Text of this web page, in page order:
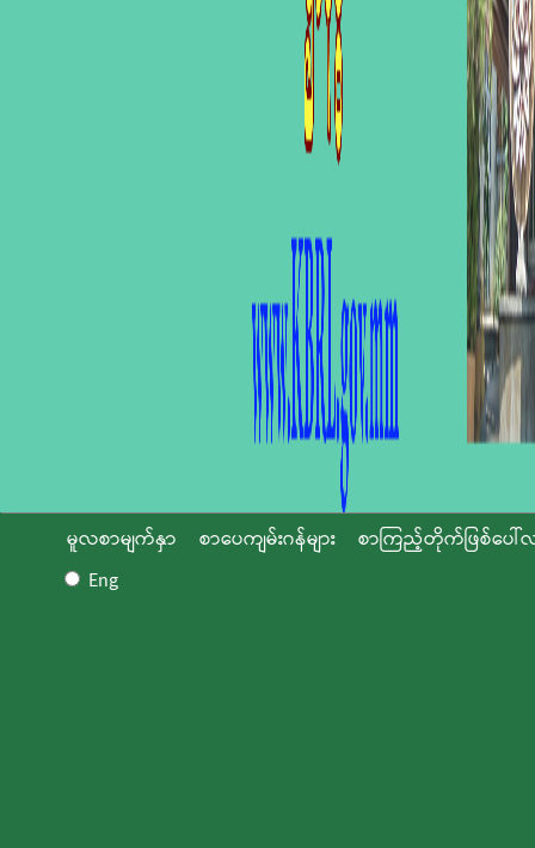
မူလစာမျက်နှာ စာပေကျမ်းဂန်များ
စာကြည့်တိုက်ဖြစ်ပေါ်
Eng